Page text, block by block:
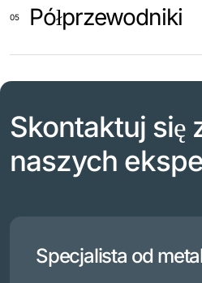
Półprzewodniki
Skontaktuj się
naszych
Specjalista od